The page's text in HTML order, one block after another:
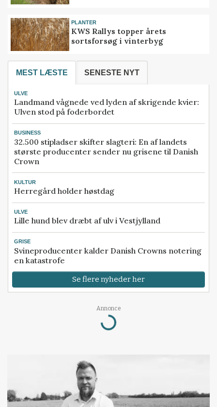
PLANTER
KWS Rallys topper årets
sortsforsøg i vinterbyg
MEST LÆSTE SENESTE NYT
ULVE
Landmand vågnede ved lyden af skrigende kvier:
Ulven stod på foderbordet
BUSINESS
32.500 stipladser skifter slagteri: En af landets
største producenter sender nu grisene til Danish
Crown
KULTUR
Herregård holder høstdag
ULVE
Lille hund blev dræbt af ulv i Vestjylland
GRISE
Svineproducenter kalder Danish Crowns notering
en katastrofe
Se flere nyheder her
Annonce
Loading...